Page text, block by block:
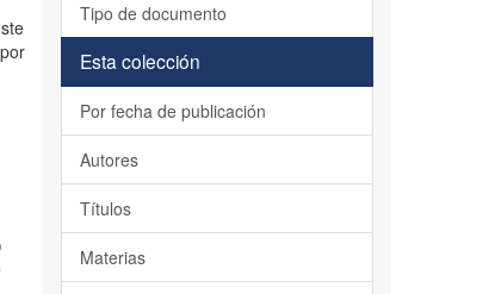
Tipo de documento
Esta colección
Por fecha de publicación
Autores
Títulos
Materias